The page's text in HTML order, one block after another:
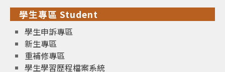
學生專區 Student
學生申訴專區
新生專區
重補修專區
學生學習歷程檔案系統